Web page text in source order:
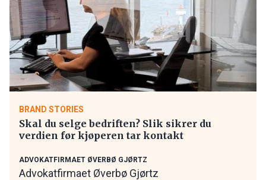
BRAND STORIES
Skal du selge bedriften? Slik sikrer du
verdien før kjøperen tar kontakt
ADVOKATFIRMAET ØVERBØ GJØRTZ
Advokatfirmaet Øverbø Gjørtz